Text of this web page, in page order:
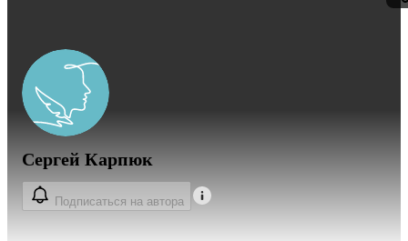
Сергей Карпюк
Подписаться на автора